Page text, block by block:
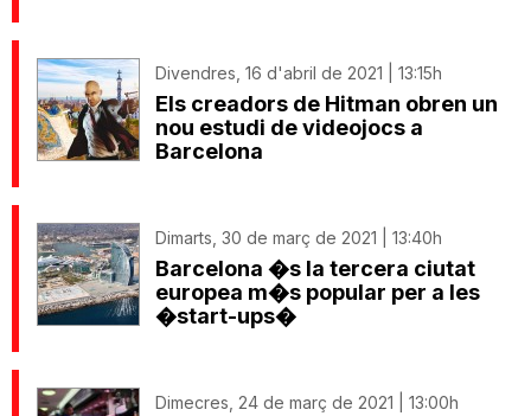
Divendres, 16 d'abril de 2021 | 13:15h
Els creadors de Hitman obren un
nou estudi de videojocs a
Barcelona
Dimarts, 30 de març de 2021 | 13:40h
Barcelona �s la tercera ciutat
europea m�s popular per a les
�start-ups�
Dimecres, 24 de març de 2021 | 13:00h